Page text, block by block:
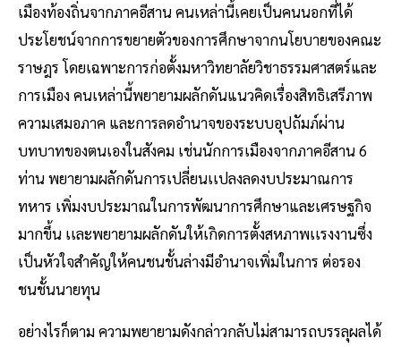
เมืองท้องถิ่นจากภาคอีสาน คนเหล่านี้เคยเป็นคนนอกที่ได้
ประโยชน์จากการขยายตัวของการศึกษาจากนโยบายของคณะ
ราษฎร โดยเฉพาะการก่อตั้งมหาวิทยาลัยวิชาธรรมศาสตร์และ
การเมือง คนเหล่านี้พยายามผลักดันแนวคิดเรื่องสิทธิเสรีภาพ
ความเสมอภาค และการลดอำนาจของระบบอุปถัมภ์ผ่าน
บทบาทของตนเองในสังคม เช่นนักการเมืองจากภาคอีสาน 6
ท่าน พยายามผลักดันการเปลี่ยนเเปลงลดงบประมาณการ
ทหาร เพิ่มงบประมาณในการพัฒนาการศึกษาและเศรษฐกิจ
มากขึ้น เเละพยายามผลักดันให้เกิดการตั้งสหภาพเเรงงานซึ่ง
เป็นหัวใจสำคัญให้คนชนชั้นล่างมีอำนาจเพิ่มในการ ต่อรอง
ชนชั้นนายทุน
อย่างไรก็ตาม ความพยายามดังกล่าวกลับไม่สามารถบรรลุผลได้